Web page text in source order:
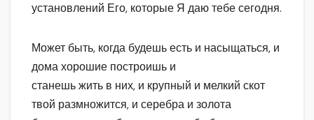
установлений Его, которые Я даю тебе сегодня.
Может быть, когда будешь есть и насыщаться, и
дома хорошие построишь и
станешь жить в них, и крупный и мелкий скот
твой размножится, и серебра и золота